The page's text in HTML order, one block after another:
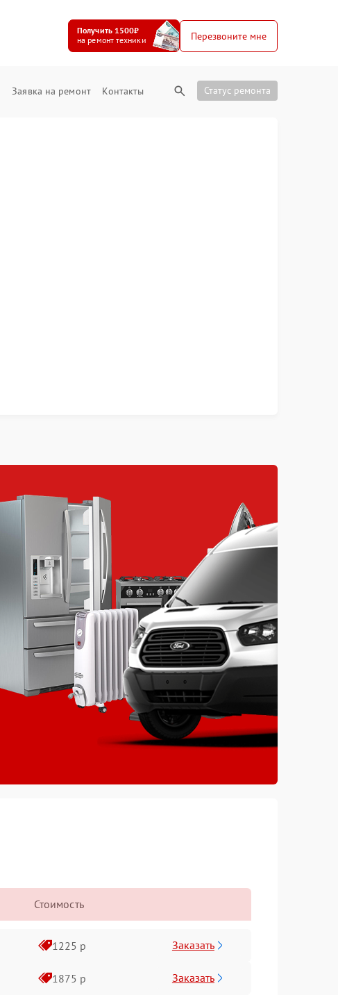
Получить 1500₽
на ремонт техники
Перезвоните мне
Заявка на ремонт Контакты Статус ремонта
Стоимость
1225 р Заказать
1875 р Заказать